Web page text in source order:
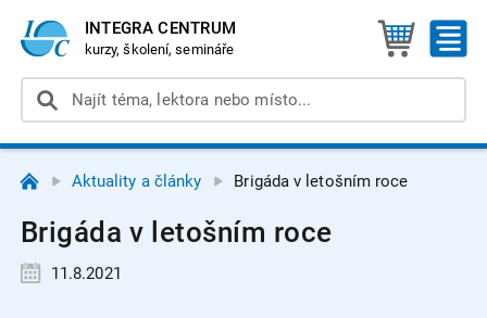
INTEGRA CENTRUM
kurzy, školení, semináře
Aktuality a články Brigáda v letošním roce
Brigáda v letošním roce
11.8.2021